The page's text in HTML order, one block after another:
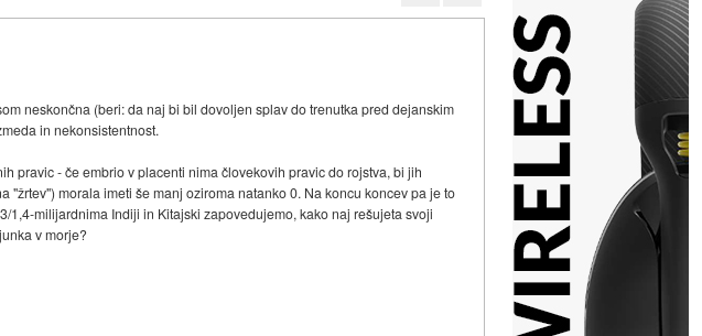
neskončna (beri: da naj bi bil dovoljen splav do trenutka pred dejanskim
in nekonsistentnost.
pravic - če embrio v placenti nima človekovih pravic do rojstva, bi jih
morala imeti še manj oziroma natanko 0. Na koncu koncev pa je to
1,4-milijardnima Indiji in Kitajski zapovedujemo, kako naj rešujeta svoji
v morje?